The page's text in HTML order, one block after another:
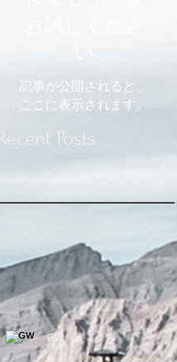
Recent Posts
記事が公開されると、
ここに表示されます。
GW